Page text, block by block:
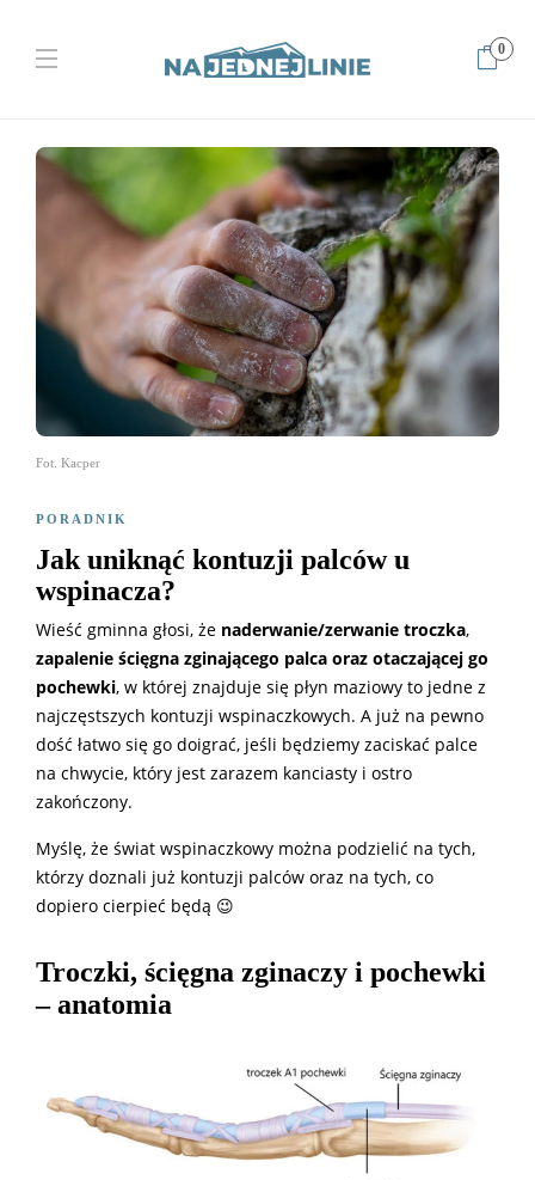
0
Home Poradnik Jak uniknąć kontuzji palców u wspinacza?
Fot. Kacper
PORADNIK
Jak uniknąć kontuzji palców u
wspinacza?
Wieść gminna głosi, że naderwanie/zerwanie troczka,
zapalenie ścięgna zginającego palca oraz otaczającej go
pochewki, w której znajduje się płyn maziowy to jedne z
najczęstszych kontuzji wspinaczkowych. A już na pewno
dość łatwo się go doigrać, jeśli będziemy zaciskać palce
na chwycie, który jest zarazem kanciasty i ostro
zakończony.
Myślę, że świat wspinaczkowy można podzielić na tych,
którzy doznali już kontuzji palców oraz na tych, co
dopiero cierpieć będą 😉
Troczki, ścięgna zginaczy i pochewki
– anatomia